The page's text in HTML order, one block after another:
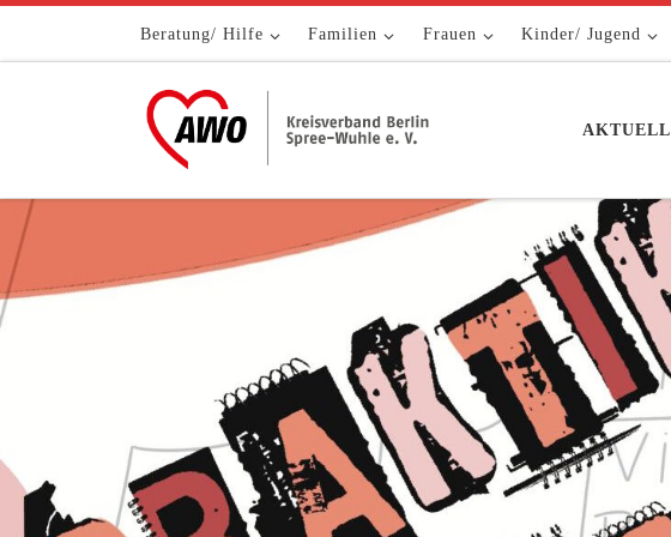
Zum Inhalt springenBeratung/ Hilfe Familien Frauen Kinder/ Jugend
AKTUELL